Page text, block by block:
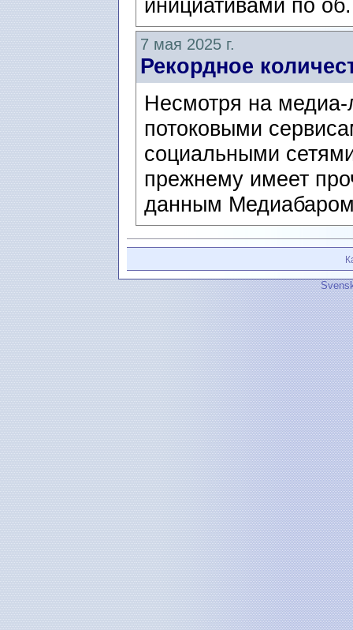
инициативами по
7 мая 2025 г.
Рекордное
Несмотря на
потоковыми
социальными
прежнему имеет
данным